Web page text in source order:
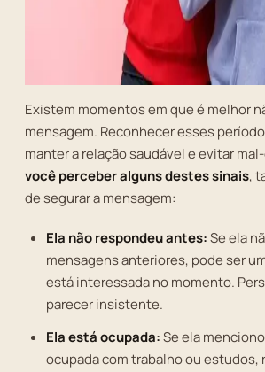
Existem momentos em que é melhor
mensagem. Reconhecer esses
manter a relação saudável e evitar
você perceber alguns destes sinais,
de segurar a mensagem:
Ela não respondeu antes:Se ela
mensagens anteriores, pode ser
está interessada no momento.
parecer insistente.
Ela está ocupada:Se ela
ocupada com trabalho ou estudos,